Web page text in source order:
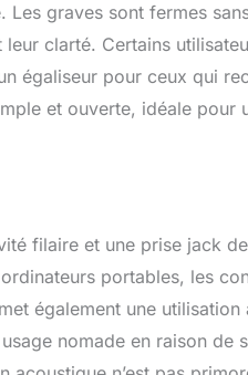
Les graves sont fermes
clarté. Certains
égaliseur pour ceux qui
et ouverte, idéale pour
filaire et une prise jack
portables, les
également une
nomade en raison de